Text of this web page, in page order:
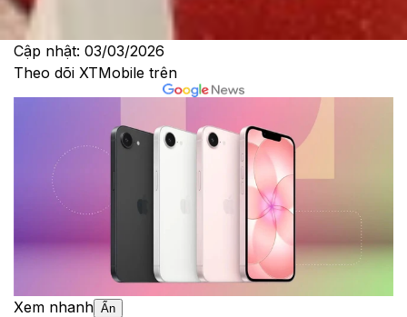
Ngày đăng:
03/03/2026
Cập nhật: 03/03/2026
Theo dõi XTMobile trên
Xem nhanh Ẩn